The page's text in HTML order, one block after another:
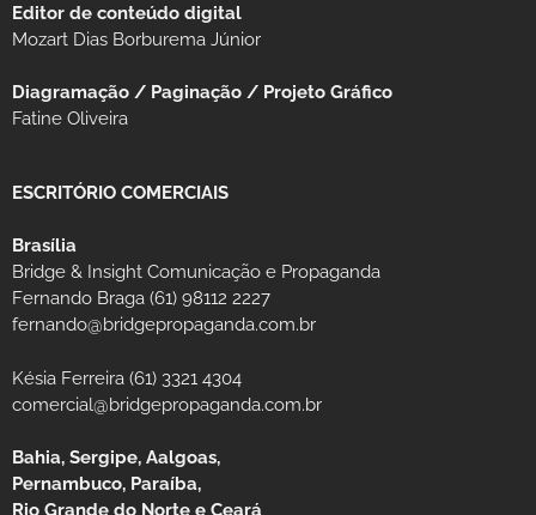
Editor de conteúdo digital
Mozart Dias Borburema Júnior
Diagramação / Paginação / Projeto Gráfico
Fatine Oliveira
ESCRITÓRIO COMERCIAIS
Brasília
Bridge & Insight Comunicação e Propaganda
Fernando Braga (61) 98112 2227
fernando@bridgepropaganda.com.br
Késia Ferreira (61) 3321 4304
comercial@bridgepropaganda.com.br
Bahia, Sergipe, Aalgoas,
Pernambuco, Paraíba,
Rio Grande do Norte e Ceará